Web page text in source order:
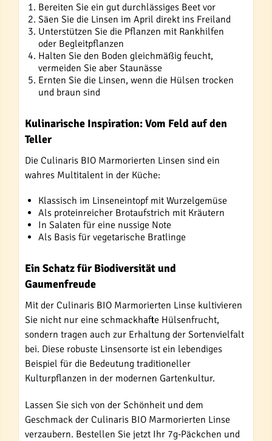
Bereiten Sie ein gut durchlässiges Beet vor
Säen Sie die Linsen im April direkt ins Freiland
Unterstützen Sie die Pflanzen mit Rankhilfen
oder Begleitpflanzen
Halten Sie den Boden gleichmäßig feucht,
vermeiden Sie aber Staunässe
Ernten Sie die Linsen, wenn die Hülsen trocken
und braun sind
Kulinarische Inspiration: Vom Feld auf den
Teller
Die Culinaris BIO Marmorierten Linsen sind ein
wahres Multitalent in der Küche:
Klassisch im Linseneintopf mit Wurzelgemüse
Als proteinreicher Brotaufstrich mit Kräutern
In Salaten für eine nussige Note
Als Basis für vegetarische Bratlinge
Ein Schatz für Biodiversität und
Gaumenfreude
Mit der Culinaris BIO Marmorierten Linse kultivieren
Sie nicht nur eine schmackhafte Hülsenfrucht,
sondern tragen auch zur Erhaltung der Sortenvielfalt
bei. Diese robuste Linsensorte ist ein lebendiges
Beispiel für die Bedeutung traditioneller
Kulturpflanzen in der modernen Gartenkultur.
Lassen Sie sich von der Schönheit und dem
Geschmack der Culinaris BIO Marmorierten Linse
verzaubern. Bestellen Sie jetzt Ihr 7g-Päckchen und